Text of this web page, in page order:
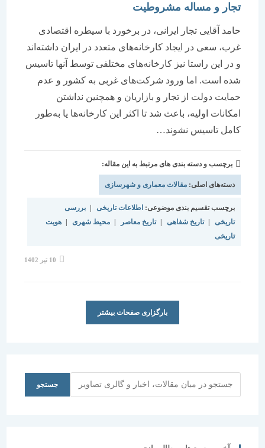
تجار و مساله مشروطیت
حامد آقایی تجار ایرانی، در برخورد با سیطره اقتصادی
غرب، سعی در ایجاد کارخانه‌های متعدد در ایران داشته‌اند
و در این راستا نیز کارخانه‌های مختلفی توسط آنها تاسیس
شده است. اما ورود شرکت‌های غربی به کشور و عدم
حمایت دولت از تجار و بازاریان و همچنین نداشتن
امکانات اولیه، باعث شد تا اکثر این کارخانه‌ها یا به‌طور
کامل تاسیس نشوند…
برچسب و دسته بندی های مرتبط به این مقاله:
دسته‌های اصلی:مقالات معماری و شهرسازی
برچسب تقسیم بندی موضوعی:اطلاعات تاریخی | بررسی
| تاریخ شفاهی | تاریخ معاصر | محیط شهری | هویت
بارگزاری صفحات بیشتر
جستجو